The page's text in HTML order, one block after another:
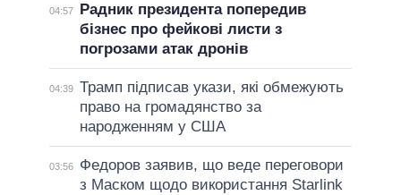
04:57
Радник президента попередив
бізнес про фейкові листи з
погрозами атак дронів
04:39 Трамп підписав укази, які обмежують
право на громадянство за
народженням у США
03:56
Федоров заявив, що веде переговори
з Маском щодо використання Starlink